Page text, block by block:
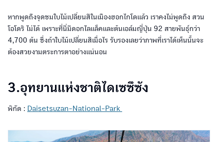
หากพูดถึงจุดชมใบไม้เปลี่ยนสีในเมืองฮอกไกโดแล้ว เราคงไม่พูดถึง สวน
โอโดริ ไม่ได้ เพราะที่นี่มีดอกไลแล็คและต้นเอล์มญี่ปุ่น 92 สายพันธุ์กว่า
4,700 ต้น ซึ่งถ้าใบไม้เปลี่ยนสีเมื่อไร รับรองเลยว่าภาพที่เราได้เห็นนั้นจะ
ต้องสวยงามตระการตาอย่างแน่นอน
3.อุทยานแห่งชาติไดเซซึซัง
พิกัด : Daisetsuzan-National-Park